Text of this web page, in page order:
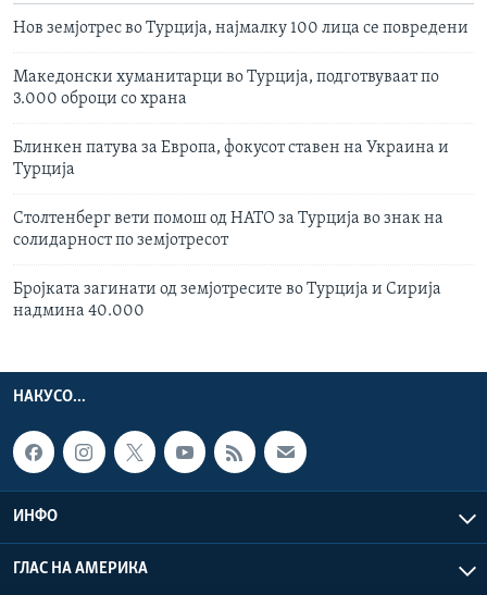
Нов земјотрес во Турција, најмалку 100 лица се повредени
Македонски хуманитарци во Турција, подготвуваат по
3.000 оброци со храна
Блинкен патува за Европа, фокусот ставен на Украина и
Турција
Столтенберг вети помош од НАТО за Турција во знак на
солидарност по земјотресот
Бројката загинати од земјотресите во Турција и Сирија
надмина 40.000
НАКУСО...
ИНФО
ГЛАС НА АМЕРИКА